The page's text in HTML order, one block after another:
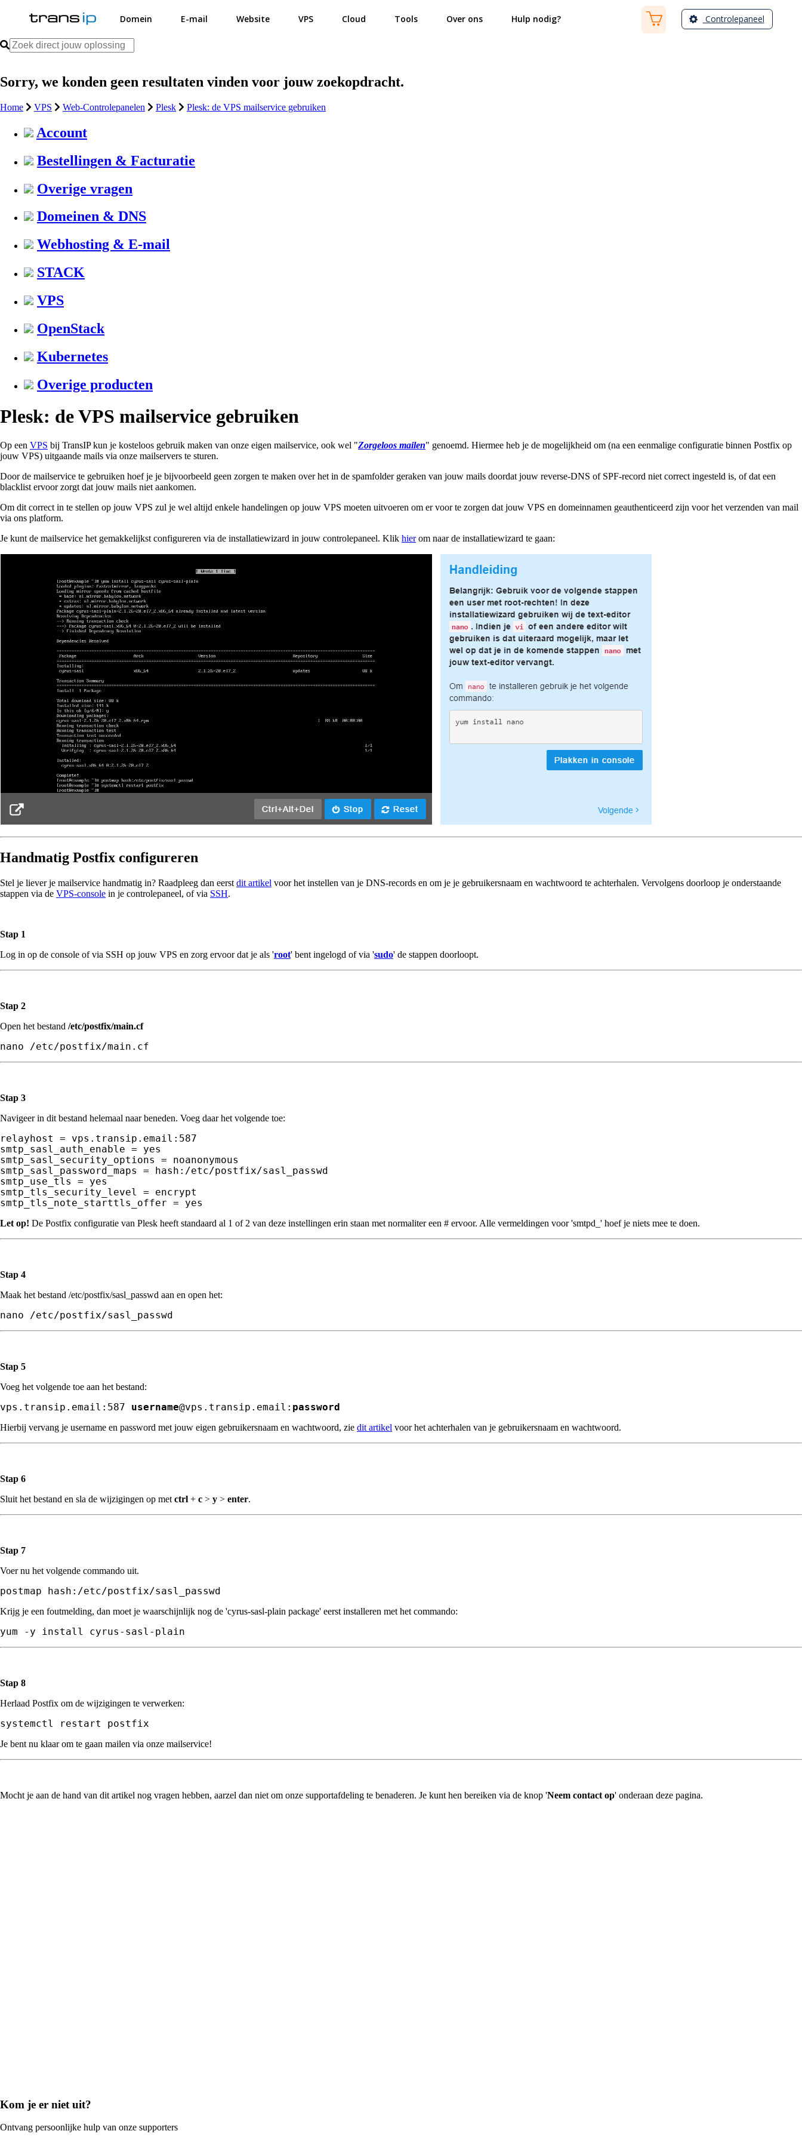
Domein E-mail Website VPS Cloud Tools Over ons Hulp nodig? Controlepaneel
Sorry, we konden geen resultaten vinden voor jouw zoekopdracht.
Home VPS Web-Controlepanelen Plesk Plesk: de VPS mailservice gebruiken
Account
Bestellingen & Facturatie
Overige vragen
Domeinen & DNS
Webhosting & E-mail
STACK
VPS
OpenStack
Kubernetes
Overige producten
Plesk: de VPS mailservice gebruiken
Op een VPS bij TransIP kun je kosteloos gebruik maken van onze eigen mailservice, ook wel "Zorgeloos mailen" genoemd. Hiermee heb je de mogelijkheid om (na een eenmalige configuratie binnen Postfix op
jouw VPS) uitgaande mails via onze mailservers te sturen.
Door de mailservice te gebruiken hoef je je bijvoorbeeld geen zorgen te maken over het in de spamfolder geraken van jouw mails doordat jouw reverse-DNS of SPF-record niet correct ingesteld is, of dat een
blacklist ervoor zorgt dat jouw mails niet aankomen.
Om dit correct in te stellen op jouw VPS zul je wel altijd enkele handelingen op jouw VPS moeten uitvoeren om er voor te zorgen dat jouw VPS en domeinnamen geauthenticeerd zijn voor het verzenden van mail
via ons platform.
Je kunt de mailservice het gemakkelijkst configureren via de installatiewizard in jouw controlepaneel. Klik hierom naar de installatiewizard te gaan:
Handmatig Postfix configureren
Stel je liever je mailservice handmatig in? Raadpleeg dan eerst dit artikel voor het instellen van je DNS-records en om je je gebruikersnaam en wachtwoord te achterhalen. Vervolgens doorloop je onderstaande
stappen via de VPS-console in je controlepaneel, of via SSH.
Stap 1
Log in op de console of via SSH op jouw VPS en zorg ervoor dat je als 'root' bent ingelogd of via 'sudo' de stappen doorloopt.
Stap 2
Open het bestand /etc/postfix/main.cf
nano /etc/postfix/main.cf
Stap 3
Navigeer in dit bestand helemaal naar beneden. Voeg daar het volgende toe:
relayhost = vps.transip.email:587
smtp_sasl_auth_enable = yes
smtp_sasl_security_options = noanonymous
smtp_sasl_password_maps = hash:/etc/postfix/sasl_passwd
smtp_use_tls = yes
smtp_tls_security_level = encrypt
smtp_tls_note_starttls_offer = yes
Let op! De Postfix configuratie van Plesk heeft standaard al 1 of 2 van deze instellingen erin staan met normaliter een # ervoor. Alle vermeldingen voor 'smtpd_' hoef je niets mee te doen.
Stap 4
Maak het bestand /etc/postfix/sasl_passwd aan en open het:
nano /etc/postfix/sasl_passwd
Stap 5
Voeg het volgende toe aan het bestand:
vps.transip.email:587 username@vps.transip.email: password
Hierbij vervang je username en password met jouw eigen gebruikersnaam en wachtwoord, zie dit artikel voor het achterhalen van je gebruikersnaam en wachtwoord.
Stap 6
Sluit het bestand en sla de wijzigingen op met ctrl + c > y > enter.
Stap 7
Voer nu het volgende commando uit.
postmap hash:/etc/postfix/sasl_passwd
Krijg je een foutmelding, dan moet je waarschijnlijk nog de 'cyrus-sasl-plain package' eerst installeren met het commando:
yum -y install cyrus-sasl-plain
Stap 8
Herlaad Postfix om de wijzigingen te verwerken:
systemctl restart postfix
Je bent nu klaar om te gaan mailen via onze mailservice!
Mocht je aan de hand van dit artikel nog vragen hebben, aarzel dan niet om onze supportafdeling te benaderen. Je kunt hen bereiken via de knop 'Neem contact op' onderaan deze pagina.
Kom je er niet uit?
Ontvang persoonlijke hulp van onze supporters